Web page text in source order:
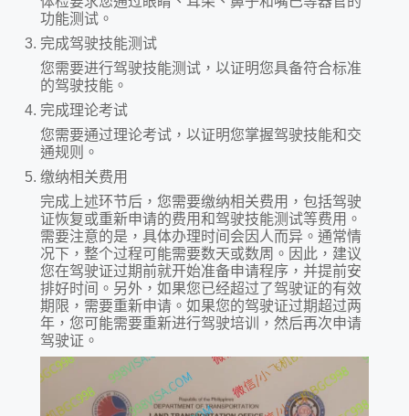
功能测试。
完成驾驶技能测试
您需要进行驾驶技能测试，以证明您具备符合标准
的驾驶技能。
完成理论考试
您需要通过理论考试，以证明您掌握驾驶技能和交
通规则。
缴纳相关费用
完成上述环节后，您需要缴纳相关费用，包括驾驶
证恢复或重新申请的费用和驾驶技能测试等费用。
需要注意的是，具体办理时间会因人而异。通常情
况下，整个过程可能需要数天或数周。因此，建议
您在驾驶证过期前就开始准备申请程序，并提前安
排好时间。另外，如果您已经超过了驾驶证的有效
期限，需要重新申请。如果您的驾驶证过期超过两
年，您可能需要重新进行驾驶培训，然后再次申请
驾驶证。